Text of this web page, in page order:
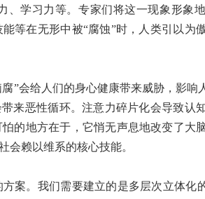
学习力等。专家们将这一现象形象
等在无形中被“腐蚀”时，人类引以为
会给人们的身心健康带来威胁，影响
来恶性循环。注意力碎片化会导致认
的地方在于，它悄无声息地改变了大
会赖以维系的核心技能。
。我们需要建立的是多层次立体化